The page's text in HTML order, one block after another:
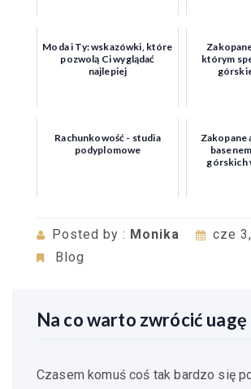
Moda i Ty: wskazówki, które
pozwolą Ci wyglądać
najlepiej
którym
Rachunkowość - studia
podyplomowe
Zakopane
górskich
Posted by : Monika
cze
Blog
Na co warto zwrócić uagę
Czasem komuś coś tak bardzo się